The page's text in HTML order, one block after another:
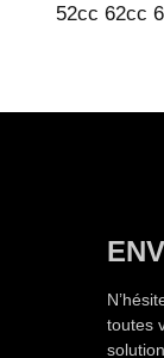
52cc 62cc
toutes